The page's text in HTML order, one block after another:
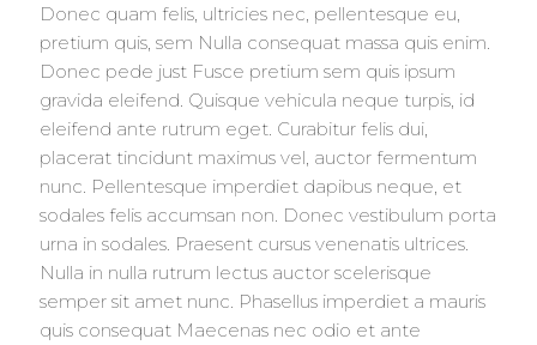
Donec quam felis, ultricies nec, pellentesque eu,
pretium quis, sem Nulla consequat massa quis enim.
Donec pede just Fusce pretium sem quis ipsum
gravida eleifend. Quisque vehicula neque turpis, id
eleifend ante rutrum eget. Curabitur felis dui,
placerat tincidunt maximus vel, auctor fermentum
nunc. Pellentesque imperdiet dapibus neque, et
sodales felis accumsan non. Donec vestibulum porta
urna in sodales. Praesent cursus venenatis ultrices.
Nulla in nulla rutrum lectus auctor scelerisque
semper sit amet nunc. Phasellus imperdiet a mauris
quis consequat Maecenas nec odio et ante